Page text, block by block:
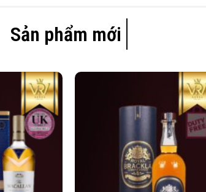
Sản phẩm mới